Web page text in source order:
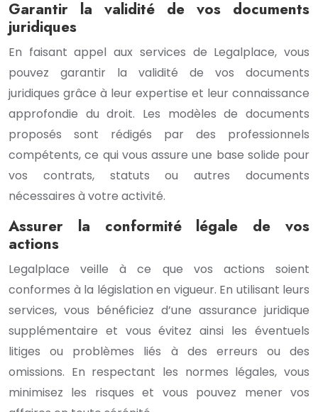
Garantir la validité de vos documents
juridiques
En faisant appel aux services de Legalplace, vous
pouvez garantir la validité de vos documents
juridiques grâce à leur expertise et leur connaissance
approfondie du droit. Les modèles de documents
proposés sont rédigés par des professionnels
compétents, ce qui vous assure une base solide pour
vos contrats, statuts ou autres documents
nécessaires à votre activité.
Assurer la conformité légale de vos
actions
Legalplace veille à ce que vos actions soient
conformes à la législation en vigueur. En utilisant leurs
services, vous bénéficiez d’une assurance juridique
supplémentaire et vous évitez ainsi les éventuels
litiges ou problèmes liés à des erreurs ou des
omissions. En respectant les normes légales, vous
minimisez les risques et vous pouvez mener vos